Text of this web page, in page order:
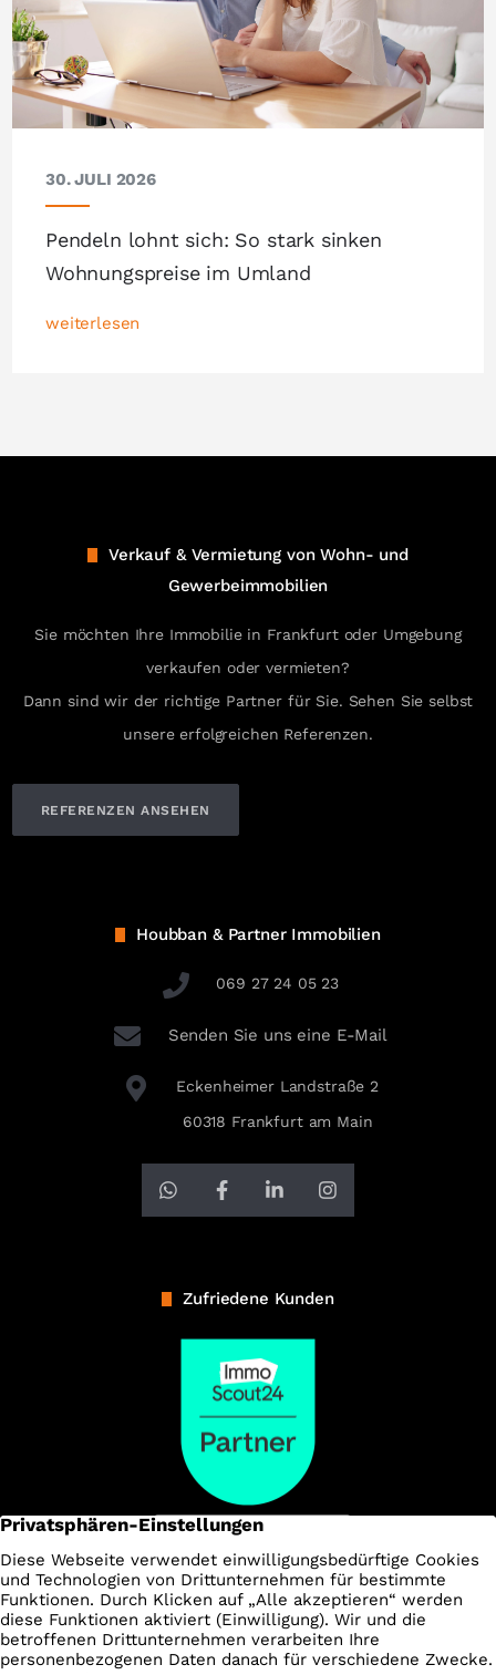
30. JULI 2026
Pendeln lohnt sich: So stark sinken
Wohnungspreise im Umland
weiterlesen
Verkauf & Vermietung von Wohn- und
Gewerbeimmobilien
Sie möchten Ihre Immobilie in Frankfurt oder Umgebung
verkaufen oder vermieten?
Dann sind wir der richtige Partner für Sie. Sehen Sie selbst
unsere erfolgreichen Referenzen.
REFERENZEN ANSEHEN
Houbban & Partner Immobilien
069 27 24 05 23
Senden Sie uns eine E-Mail
Eckenheimer Landstraße 2
60318 Frankfurt am Main
Zufriedene Kunden